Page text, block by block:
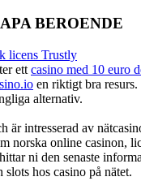
BEROENDE
ett casino med 10 euro
en riktigt bra
alternativ.
är intresserad av
norska online casinon,
hittar ni den senaste
slots hos casino på nätet.